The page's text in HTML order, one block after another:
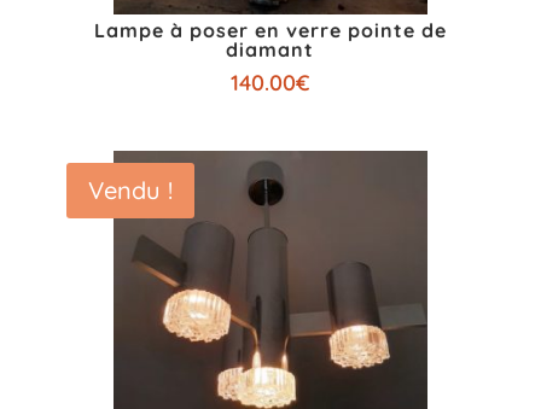
Lampe à poser en verre pointe de
diamant
140.00€
Vendu !